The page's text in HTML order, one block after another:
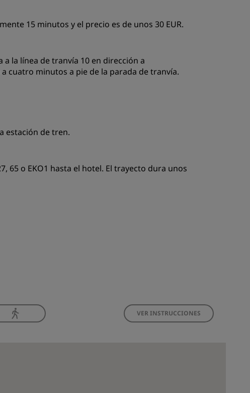
15 minutos y el precio es de unos 30 EUR.
a la línea de tranvía 10 en dirección a
cuatro minutos a pie de la parada de tranvía.
estación de tren.
65 o EKO1 hasta el hotel. El trayecto dura unos
VER INSTRUCCIONES